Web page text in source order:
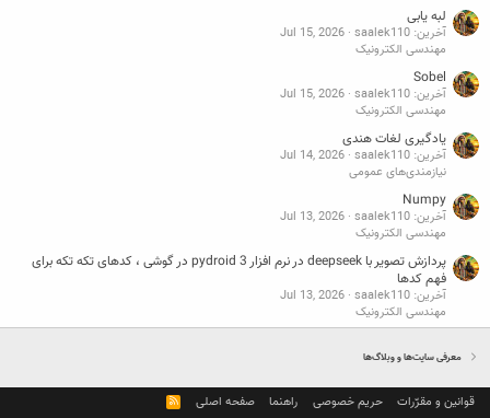
لبه یابی
آخرین: saalek110
Jul 15, 2026
مهندسی الکترونیک
Sobel
آخرین: saalek110
Jul 15, 2026
مهندسی الکترونیک
یادگیری لغات هندی
آخرین: saalek110
Jul 14, 2026
نیازمندی‌های عمومی
Numpy
آخرین: saalek110
Jul 13, 2026
مهندسی الکترونیک
پردازش تصویر با deepseek در نرم افزار pydroid 3 در گوشی ، کدهای تکه تکه برای
فهم کدها
آخرین: saalek110
Jul 13, 2026
مهندسی الکترونیک
معرفی سایت‌ها و وبلاگ‌ها
قوانین و مقرّرات حریم خصوصی راهنما صفحه اصلی
R
S